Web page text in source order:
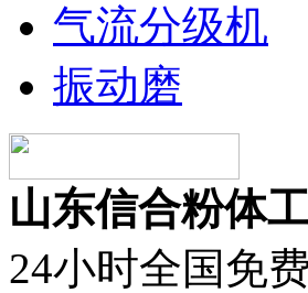
气流分级机
振动磨
山东信合粉体
24小时全国免